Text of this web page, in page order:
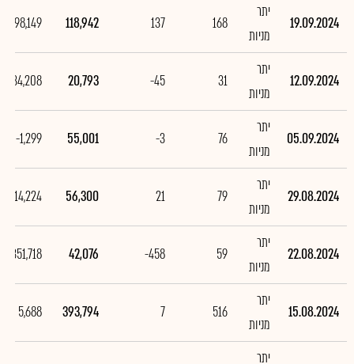
19.09.2024
יתר
מניות
168
137
118,942
98,149
12.09.2024
יתר
מניות
31
-45
20,793
-34,208
05.09.2024
יתר
מניות
76
-3
55,001
-1,299
29.08.2024
יתר
מניות
79
21
56,300
14,224
22.08.2024
יתר
מניות
59
-458
42,076
-351,718
15.08.2024
יתר
מניות
516
7
393,794
5,688
יתר